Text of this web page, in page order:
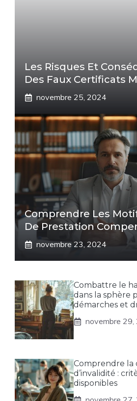
Les Risques Et
Des Faux Certificats
novembre 25, 2024
Comprendre Les
De Prestation
novembre 23, 2024
Combattre le
dans la sphère
démarches et
novembre 29,
Comprendre la
d’invalidité :
disponibles